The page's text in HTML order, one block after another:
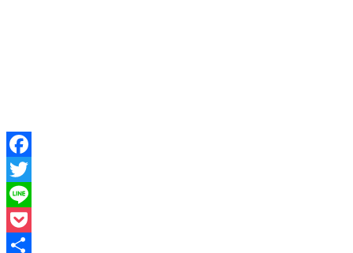
Facebook
Twitter
Line
Pocket